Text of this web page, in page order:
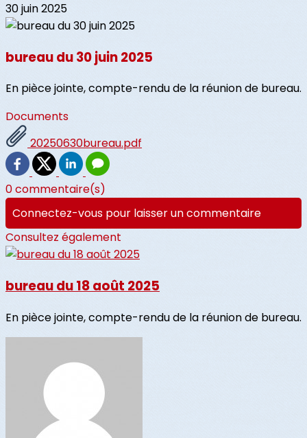
30 juin 2025
bureau du 30 juin 2025
En pièce jointe, compte-rendu de la réunion de bureau.
Documents
20250630bureau.pdf
0 commentaire(s)
Connectez-vous pour laisser un commentaire
Consultez également
bureau du 18 août 2025
En pièce jointe, compte-rendu de la réunion de bureau.